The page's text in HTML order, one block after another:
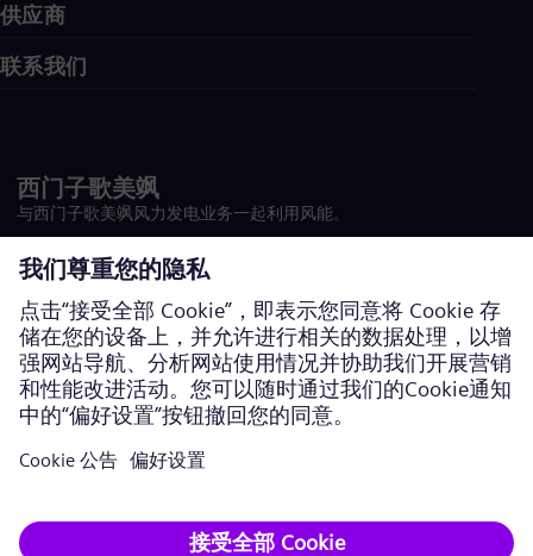
供应商
联系我们
西门子歌美飒
与西门子歌美飒风力发电业务一起利用风能。
访问网站
法律公司信息
数据隐私政策
使用条款